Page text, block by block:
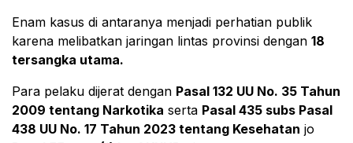
Enam kasus di antaranya menjadi perhatian publik
karena melibatkan jaringan lintas provinsi dengan 18
tersangka utama.
Para pelaku dijerat dengan Pasal 132 UU No. 35 Tahun
2009 tentang Narkotika serta Pasal 435 subs Pasal
438 UU No. 17 Tahun 2023 tentang Kesehatan jo